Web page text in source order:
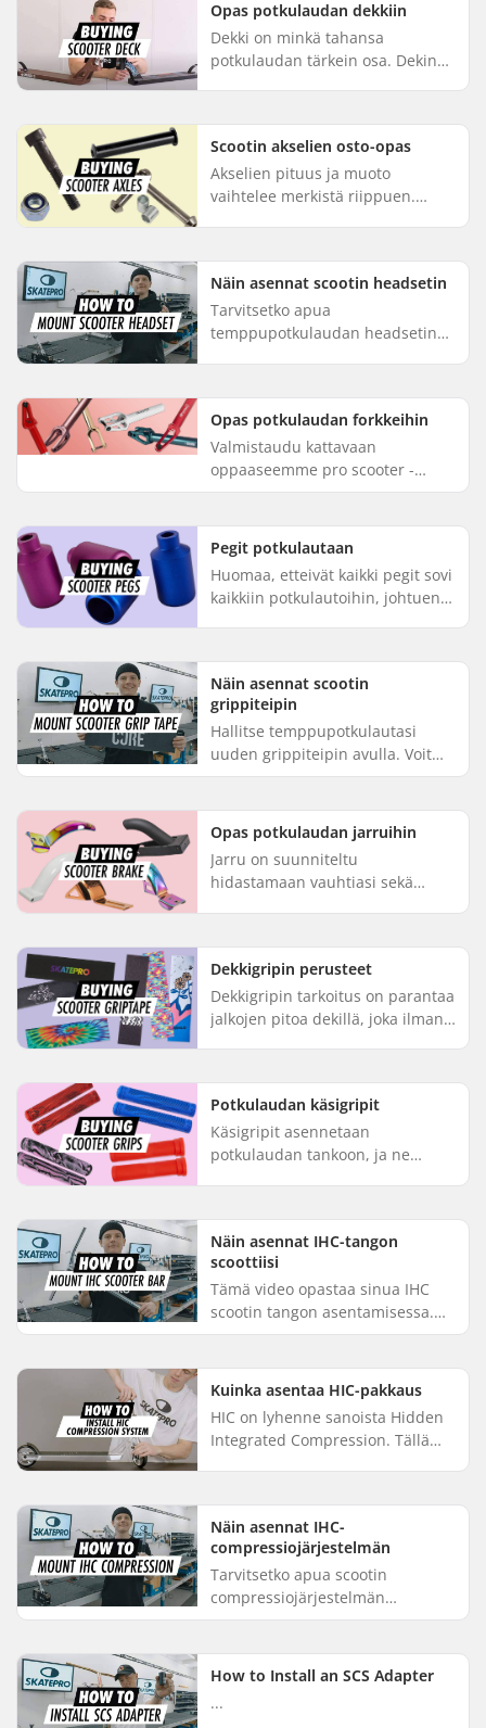
Opas potkulaudan dekkiin
Dekki on minkä tahansa
potkulaudan tärkein osa. Dekin
vaihtaisi rungon pyörään - sen
mukana joutuu usein vaihta...
Scootin akselien osto-opas
Akselien pituus ja muoto
vaihtelee merkistä riippuen.
melua tai irtoa. Pituus
Akselin/pul...
Näin asennat scootin headsetin
Tarvitsetko apua
temppupotkulaudan headsetin
opastamaan sinua scootin
headsetin asennusprosessissa:
Voitele...
Opas potkulaudan forkkeihin
Valmistaudu kattavaan
oppaaseemme pro scooter -
haarukoiden ostamiseen.
asiat, jotka on otettava huomioon
ennen kuin pää...
Pegit potkulautaan
Huomaa, etteivät kaikki pegit sovi
kaikkiin potkulautoihin, johtuen
lämpimästi, että hankit pegi...
Näin asennat scootin
grippiteipin
Hallitse temppupotkulautasi
uuden grippiteipin avulla. Voit
kiinnittää grippiteipin itse, mutta
vaiheita. Scootti-asian...
Opas potkulaudan jarruihin
Jarru on suunniteltu
hidastamaan vauhtiasi sekä
kaiken irti jarrusta, jarruta
oikealla tekniik...
Dekkigripin perusteet
Dekkigripin tarkoitus on parantaa
jalkojen pitoa dekillä, joka ilman
edullisia ja nii...
Potkulaudan käsigripit
Käsigripit asennetaan
potkulaudan tankoon, ja ne
kontrollin. Grippejä löytyy
erimallisia ja e...
Näin asennat IHC-tangon
scoottiisi
Tämä video opastaa sinua IHC
scootin tangon asentamisessa.
Nappaa kuusiokoloavain, seuraa
jo valmis! Irrota shimi c...
Kuinka asentaa HIC-pakkaus
HIC on lyhenne sanoista Hidden
Integrated Compression. Tällä
näyttää, miten HIC-pakkaus
asennetaan oikein. Ens...
Näin asennat IHC-
compressiojärjestelmän
Tarvitsetko apua scootin
compressiojärjestelmän
asennuksessa? Tässä videossa
compression scoottiisi: Voitele
ensin headtu...
How to Install an SCS Adapter
...